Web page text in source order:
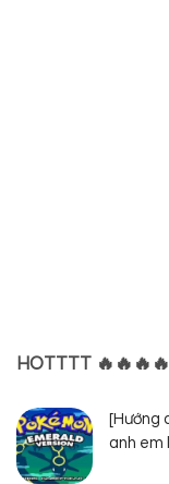
HOTTTT 🔥🔥🔥🔥
[Hướng
anh em